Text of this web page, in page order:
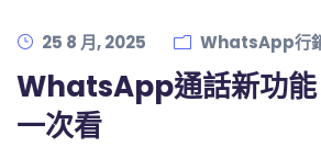
25 8 月, 2025 WhatsApp行
WhatsApp通話新功能
一次看